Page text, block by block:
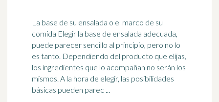
La base de su ensalada o el marco de su
comida Elegir la base de ensalada adecuada,
puede parecer sencillo al principio, pero no lo
es tanto. Dependiendo del producto que elijas,
los ingredientes que lo acompañan no serán los
mismos. A la hora de elegir, las posibilidades
básicas pueden parec ...